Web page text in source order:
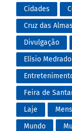
Cidades
Cruz das Almas
Divulgação
Elísio Medrado
Feira de
Laje
Mundo